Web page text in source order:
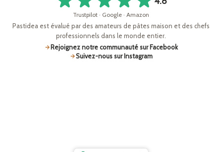
Trustpilot · Google · Amazon
Pastidea est évalué par des amateurs de pâtes maison et des chefs
professionnels dans le monde entier.
Rejoignez notre communauté sur Facebook
Suivez-nous sur Instagram